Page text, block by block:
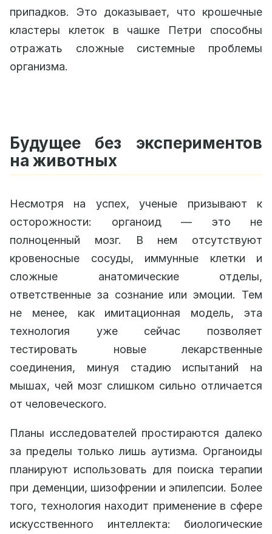
припадков. Это доказывает, что крошечные
кластеры клеток в чашке Петри способны
отражать сложные системные проблемы
организма.
Будущее без экспериментов
на животных
Несмотря на успех, ученые призывают к
осторожности: органоид — это не
полноценный мозг. В нем отсутствуют
кровеносные сосуды, иммунные клетки и
сложные анатомические отделы,
ответственные за сознание или эмоции. Тем
не менее, как имитационная модель, эта
технология уже сейчас позволяет
тестировать новые лекарственные
соединения, минуя стадию испытаний на
мышах, чей мозг слишком сильно отличается
от человеческого.
Планы исследователей простираются далеко
за пределы только лишь аутизма. Органоиды
планируют использовать для поиска терапии
при деменции, шизофрении и эпилепсии. Более
того, технология находит применение в сфере
искусственного интеллекта: биологические